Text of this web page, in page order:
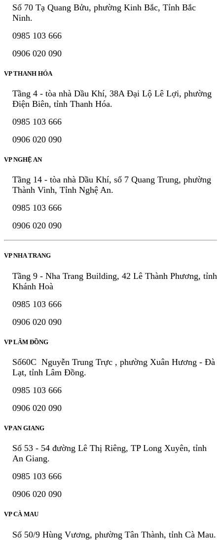
Số 70 Tạ Quang Bửu, phường Kinh Bắc, Tỉnh Bắc
Ninh.
0985 103 666
0906 020 090
VP THANH HÓA
Tầng 4 - tòa nhà Dầu Khí, 38A Đại Lộ Lê Lợi, phường
Điện Biên, tỉnh Thanh Hóa.
0985 103 666
0906 020 090
VP NGHỆ AN
Tầng 14 - tòa nhà Dầu Khí, số 7 Quang Trung, phường
Thành Vinh, Tỉnh Nghệ An.
0985 103 666
0906 020 090
VP NHA TRANG
Tầng 9 - Nha Trang Building, 42 Lê Thành Phương, tỉnh
Khánh Hoà
0985 103 666
0906 020 090
VP LÂM ĐỒNG
Số60C Nguyễn Trung Trực , phường Xuân Hương - Đà
Lạt, tỉnh Lâm Đồng.
0985 103 666
0906 020 090
VP AN GIANG
Số 53 - 54 đường Lê Thị Riêng, TP Long Xuyên, tỉnh
An Giang.
0985 103 666
0906 020 090
VP CÀ MAU
Số 50/9 Hùng Vương, phường Tân Thành, tỉnh Cà Mau.